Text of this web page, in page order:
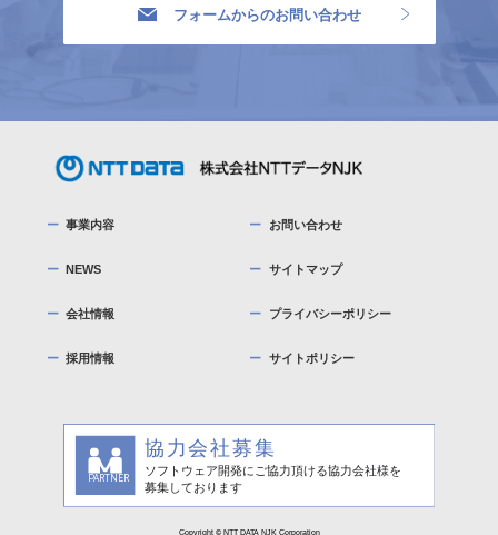
フォームからのお問い合わせ
事業内容
NEWS
会社情報
採用情報
お問い合わせ
サイトマップ
プライバシーポリシー
サイトポリシー
Copyright © NTT DATA NJK Corporation